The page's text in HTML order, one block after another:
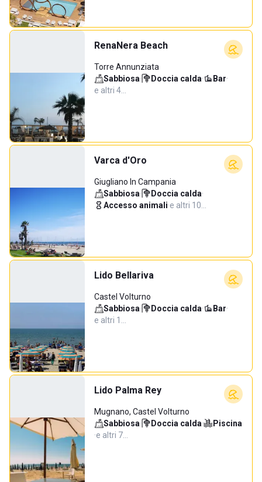
RenaNera Beach
Torre Annunziata
Sabbiosa· Doccia calda· Bar·
e altri 4…
Varca d'Oro
Giugliano In Campania
Sabbiosa· Doccia calda·
Accesso animali·e altri 10…
Lido Bellariva
Castel Volturno
Sabbiosa· Doccia calda· Bar·
e altri 1…
Lido Palma Rey
Mugnano, Castel Volturno
Sabbiosa· Doccia calda·
Piscina
·e altri 7…